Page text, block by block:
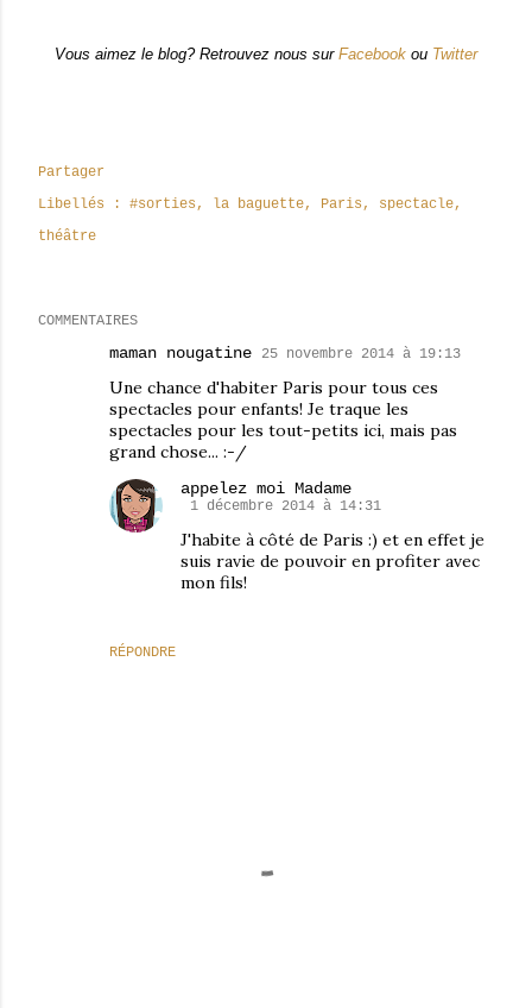
Vous aimez le blog? Retrouvez nous sur Facebook ou Twitter
Partager
Libellés :
#sorties la baguette Paris
spectacle
théâtre
COMMENTAIRES
maman nougatine 25 novembre 2014 à 19:13
Une chance d'habiter Paris pour tous ces
spectacles pour enfants! Je traque les
spectacles pour les tout-petits ici, mais pas
grand chose... :-/
RÉPONDRE
appelez moi Madame
1 décembre 2014 à 14:31
J'habite à côté de Paris :) et en effet je
suis ravie de pouvoir en profiter avec
mon fils!